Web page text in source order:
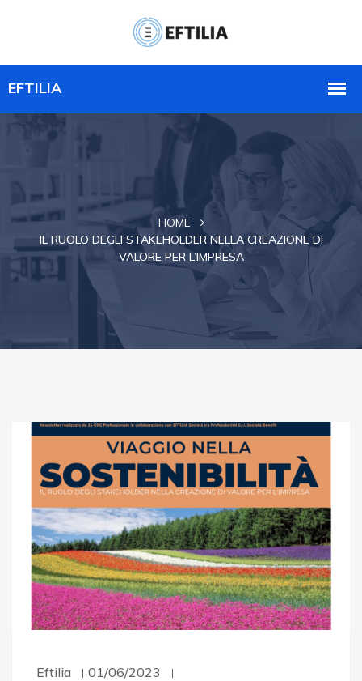
HOME
IL RUOLO DEGLI STAKEHOLDER NELLA CREAZIONE DI
VALORE PER L’IMPRESA
Eftilia 01/06/2023